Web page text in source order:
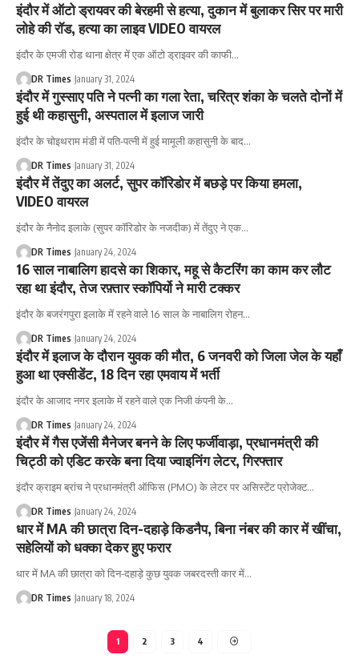
इंदौर में ऑटो ड्रायवर की बेरहमी से हत्या, दुकान में बुलाकर सिर पर मारी
लोहे की रॉड, हत्या का लाइव VIDEO वायरल
इंदौर के एमजी रोड थाना क्षेत्र में एक ऑटो ड्राइवर की काफी…
DR Times January 31, 2024
इंदौर में गुस्साए पति ने पत्नी का गला रेता, चरित्र शंका के चलते दोनों में
हुई थी कहासुनी, अस्पताल में इलाज जारी
इंदौर के चोइथराम मंडी में पति-पत्नी में हुई मामूली कहासुनी के बाद…
DR Times January 31, 2024
इंदौर में तेंदुए का अलर्ट, सुपर कॉरिडोर में बछड़े पर किया हमला,
VIDEO वायरल
इंदौर के नैनोद इलाके (सुपर कॉरिडोर के नजदीक) में तेंदुए ने एक…
DR Times January 24, 2024
16 साल नाबालिग हादसे का शिकार, महू से कैटरिंग का काम कर लौट
रहा था इंदौर, तेज रफ़्तार स्कॉपिर्यो ने मारी टक्कर
इंदौर के बजरंगपुरा इलाके में रहने वाले 16 साल के नाबालिग रोहन…
DR Times January 24, 2024
इंदौर में इलाज के दौरान युवक की मौत, 6 जनवरी को जिला जेल के यहाँ
हुआ था एक्सीडेंट, 18 दिन रहा एमवाय में भर्ती
इंदौर के आजाद नगर इलाके में रहने वाले एक निजी कंपनी के…
DR Times January 24, 2024
इंदौर में गैस एजेंसी मैनेजर बनने के लिए फर्जीवाड़ा, प्रधानमंत्री की
चिट्ठी को एडिट करके बना दिया ज्वाइनिंग लेटर, गिरफ्तार
इंदौर क्राइम ब्रांच ने प्रधानमंत्री ऑफिस (PMO) के लेटर पर असिस्टेंट प्रोजेक्ट…
DR Times January 24, 2024
धार में MA की छात्रा दिन-दहाड़े किडनैप, बिना नंबर की कार में खींचा,
सहेलियों को धक्का देकर हुए फरार
धार में MA की छात्रा को दिन-दहाड़े कुछ युवक जबरदस्ती कार में…
DR Times January 18, 2024
1 2 3 4